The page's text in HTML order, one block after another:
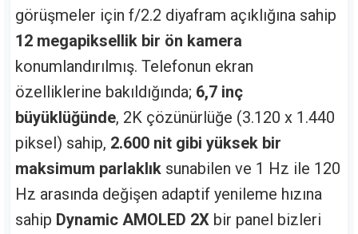
görüşmeler için f/2.2 diyafram açıklığına sahip
12 megapiksellik bir ön kamera
konumlandırılmış. Telefonun ekran
özelliklerine bakıldığında; 6,7 inç
büyüklüğünde, 2K çözünürlüğe (3.120 x 1.440
piksel) sahip, 2.600 nit gibi yüksek bir
maksimum parlaklık sunabilen ve 1 Hz ile 120
Hz arasında değişen adaptif yenileme hızına
sahip Dynamic AMOLED 2X bir panel bizleri